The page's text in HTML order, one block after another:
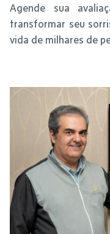
Agende sua
transformar seu
vida de milhares de